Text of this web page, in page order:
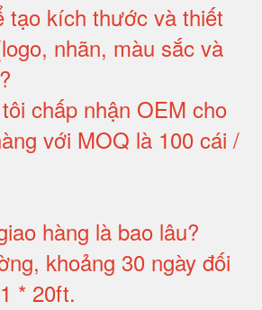
tạo kích thước và thiết
nhãn, màu sắc và
?
chấp nhận OEM cho
với MOQ là 100 cái /
hàng là bao lâu?
khoảng 30 ngày đối
* 20ft.